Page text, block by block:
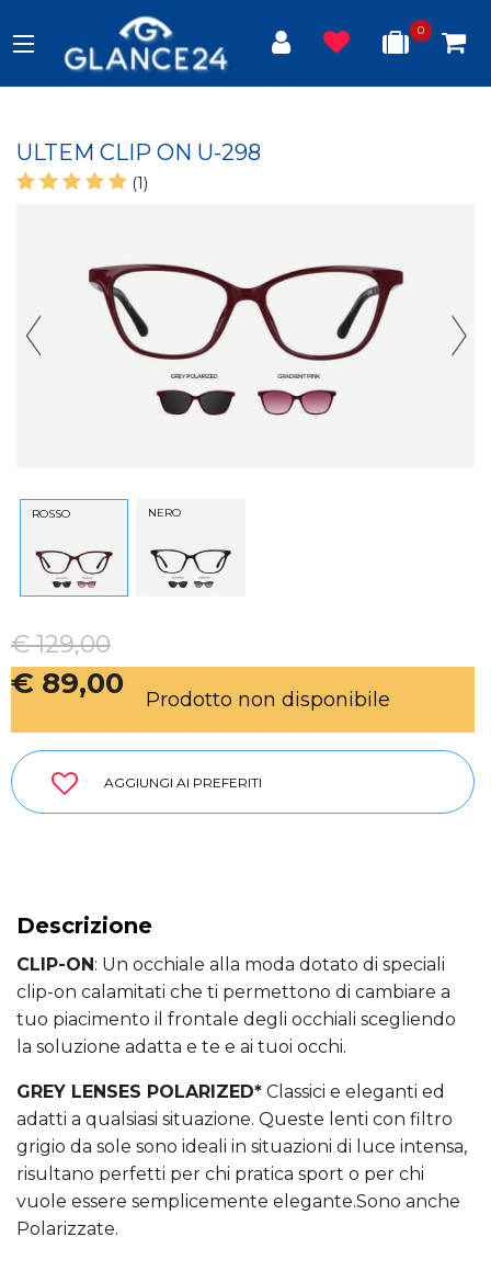
0
ULTEM CLIP ON U-298
(1)
Previous Slide
ROSSO NERO
€ 129,00
€ 89,00 Prodotto non disponibile
AGGIUNGI AI PREFERITI
Descrizione
CLIP-ON: Un occhiale alla moda dotato di speciali
clip-on calamitati che ti permettono di cambiare a
tuo piacimento il frontale degli occhiali scegliendo
la soluzione adatta e te e ai tuoi occhi.
GREY LENSES POLARIZED* Classici e eleganti ed
adatti a qualsiasi situazione. Queste lenti con filtro
grigio da sole sono ideali in situazioni di luce intensa,
risultano perfetti per chi pratica sport o per chi
vuole essere semplicemente elegante.Sono anche
Polarizzate.